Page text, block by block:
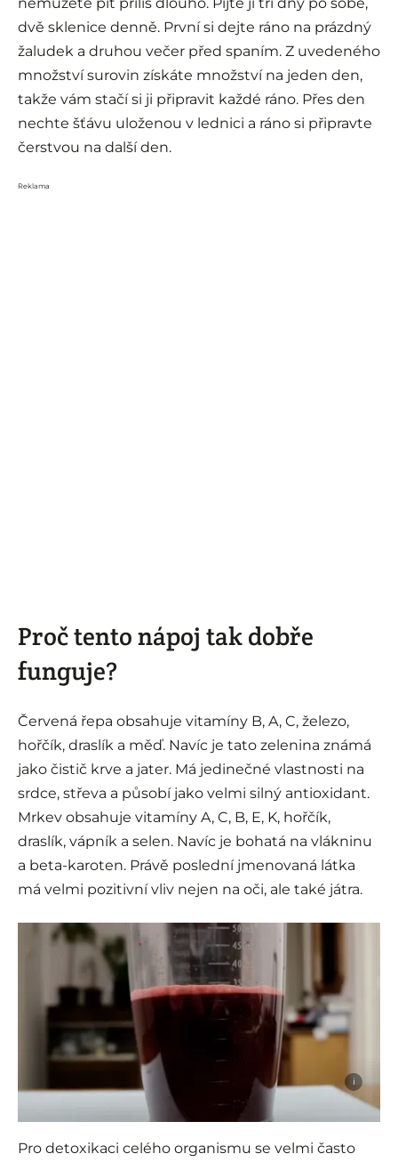
nemůžete pít příliš dlouho. Pijte ji tři dny po sobě,
dvě sklenice denně. První si dejte ráno na prázdný
žaludek a druhou večer před spaním. Z uvedeného
množství surovin získáte množství na jeden den,
takže vám stačí si ji připravit každé ráno. Přes den
nechte šťávu uloženou v lednici a ráno si připravte
čerstvou na další den.
Reklama
Proč tento nápoj tak dobře
funguje?
Červená řepa obsahuje vitamíny B, A, C, železo,
hořčík, draslík a měď. Navíc je tato zelenina známá
jako čistič krve a jater. Má jedinečné vlastnosti na
srdce, střeva a působí jako velmi silný antioxidant.
Mrkev obsahuje vitamíny A, C, B, E, K, hořčík,
draslík, vápník a selen. Navíc je bohatá na vlákninu
a beta-karoten. Právě poslední jmenovaná látka
má velmi pozitivní vliv nejen na oči, ale také játra.
i
Pro detoxikaci celého organismu se velmi často